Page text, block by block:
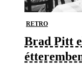
RETRO
Brad Pitt